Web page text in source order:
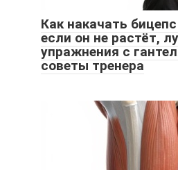
Как накачать
если он не растёт,
упражнения с
советы тренера